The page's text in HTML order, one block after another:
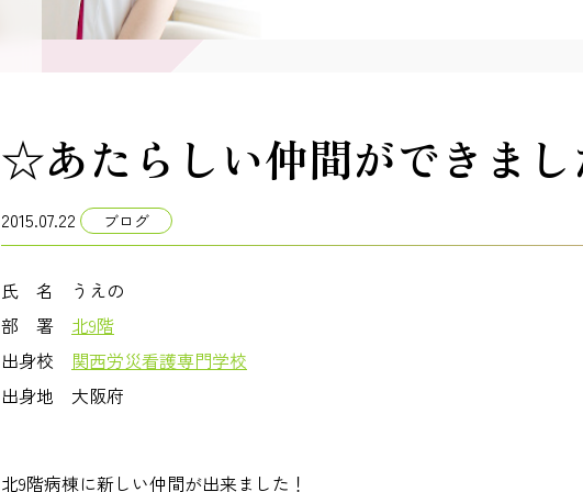
☆あたらしい仲間ができま
2015.07.22 ブログ
氏 名 うえの
部 署 北9階
出身校 関西労災看護専門学校
出身地 大阪府
北9階病棟に新しい仲間が出来ました！